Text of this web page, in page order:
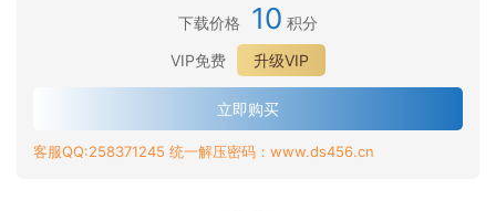
下载价格 10 积分
VIP免费
升级VIP
立即购买
客服QQ:258371245 统一解压密码：www.ds456.cn